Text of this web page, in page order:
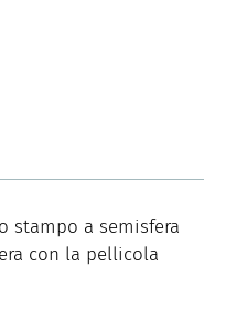
stampo a semisfera
con la pellicola